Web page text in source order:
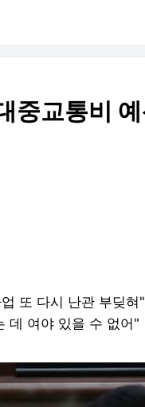
중교통비
또 다시 난관 부딪혀"
데 여야 있을 수 없어"